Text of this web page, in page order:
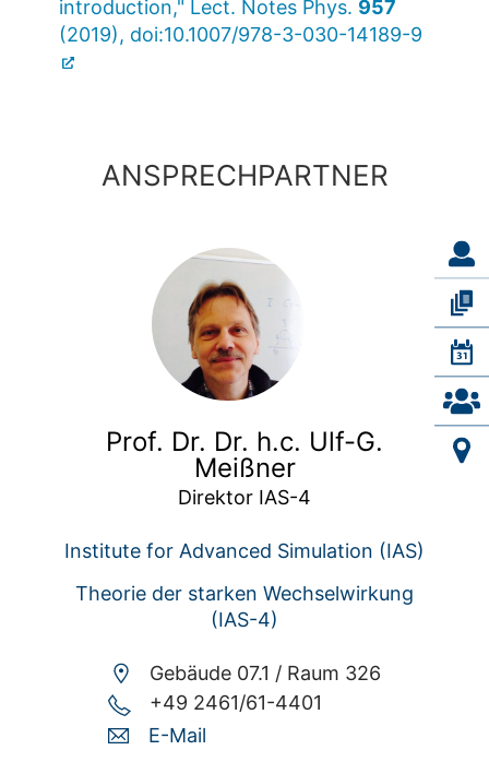
introduction," Lect. Notes Phys. 957
(2019), doi:10.1007/978-3-030-14189-9
ANSPRECHPARTNER
Prof. Dr. Dr. h.c. Ulf-G.
Meißner
Direktor IAS-4
Institute for Advanced Simulation (IAS)
Theorie der starken Wechselwirkung
(IAS-4)
Gebäude 07.1 / Raum 326
+49 2461/61-4401
E-Mail